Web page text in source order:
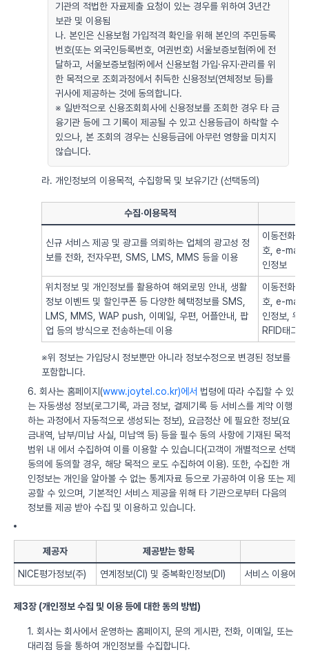
기관의 적법한 자료제출 요청이 있는 경우를 위하여 3년간
보관 및 이용됨
나. 본인은 신용보험 가입적격 확인을 위해 본인의 주민등록
번호(또는 외국인등록번호, 여권번호) 서울보증보험㈜에 전
달하고, 서울보증보험㈜에서 신용보험 가입·유지·관리를 위
한 목적으로 조회과정에서 취득한 신용정보(연체정보 등)를
귀사에 제공하는 것에 동의합니다.
※ 일반적으로 신용조회회사에 신용정보를 조회한 경우 타 금
융기관 등에 그 기록이 제공될 수 있고 신용등급이 하락할 수
있으나, 본 조회의 경우는 신용등급에 아무런 영향을 미치지
않습니다.
라. 개인정보의 이용목적, 수집항목 및 보유기간 (선택동의)
수집·이용목적
신규 서비스 제공 및 광고를 의뢰하는 업체의 광고성 정
보를 전화, 전자우편, SMS, LMS, MMS 등을 이용
이동전화번
호, e-mail,
인정보
위치정보 및 개인정보를 활용하여 해외로밍 안내, 생활
정보 이벤트 및 할인쿠폰 등 다양한 혜택정보를 SMS,
LMS, MMS, WAP push, 이메일, 우편, 어플안내, 팝
업 등의 방식으로 전송하는데 이용
이동전화번
호, e-mail,
인정보, 위
RFID태그
※위 정보는 가입당시 정보뿐만 아니라 정보수정으로 변경된 정보를
포함합니다.
6. 회사는 홈페이지(www.joytel.co.kr)에서 법령에 따라 수집할 수 있
는 자동생성 정보(로그기록, 과금 정보, 결제기록 등 서비스를 계약 이행
하는 과정에서 자동적으로 생성되는 정보), 요금정산 에 필요한 정보(요
금내역, 납부/미납 사실, 미납액 등) 등을 필수 동의 사항에 기재된 목적
범위 내 에서 수집하여 이를 이용할 수 있습니다(고객이 개별적으로 선택
동의에 동의할 경우, 해당 목적으 로도 수집하여 이용). 또한, 수집한 개
인정보는 개인을 알아볼 수 없는 통계자료 등으로 가공하여 이용 또는 제
공할 수 있으며, 기본적인 서비스 제공을 위해 타 기관으로부터 다음의
정보를 제공 받아 수집 및 이용하고 있습니다.
제공자 제공받는 항목
NICE평가정보(주) 연계정보(CI) 및 중복확인정보(DI) 서비스 이용에
제3장 (개인정보 수집 및 이용 등에 대한 동의 방법)
1. 회사는 회사에서 운영하는 홈페이지, 문의 게시판, 전화, 이메일, 또는
대리점 등을 통하여 개인정보를 수집합니다.